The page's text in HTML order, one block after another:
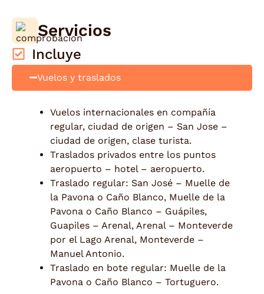
Servicios
Incluye
Vuelos y traslados
Vuelos internacionales en compañía
regular, ciudad de origen – San Jose –
ciudad de origen, clase turista.
Traslados privados entre los puntos
aeropuerto – hotel – aeropuerto.
Traslado regular: San José – Muelle de
la Pavona o Caño Blanco, Muelle de la
Pavona o Caño Blanco – Guápiles,
Guapiles – Arenal, Arenal – Monteverde
por el Lago Arenal, Monteverde –
Manuel Antonio.
Traslado en bote regular: Muelle de la
Pavona o Caño Blanco – Tortuguero.